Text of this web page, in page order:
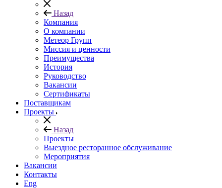
Назад
Компания
О компании
Метеор Групп
Миссия и ценности
Преимущества
История
Руководство
Вакансии
Сертификаты
Поставщикам
Проекты
Назад
Проекты
Выездное ресторанное обслуживание
Мероприятия
Вакансии
Контакты
Eng